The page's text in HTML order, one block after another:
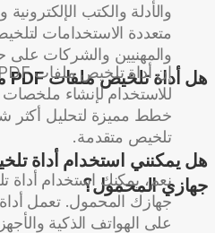
والأدلة والكتب الإلكترونية
متعددة الاستخدامات
والمهنيين والشركات على
هل أداة تلخيص ملفات PDF مجانية؟
للاستخدام لإنشاء
خطط مميزة لتحليل أكثر
تلخيص متقدمة.
جهازي المحمول؟
جهازك المحمول. تعمل
على الهواتف الذكية